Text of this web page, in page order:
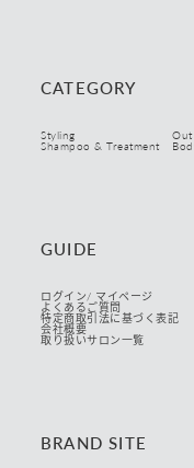
CATEGORY
Styling Out
Shampoo & Treatment
GUIDE
ログイン/ マイページ
よくあるご質問
特定商取引法に基づく表記
会社概要
取り扱いサロン一覧
BRAND SITE